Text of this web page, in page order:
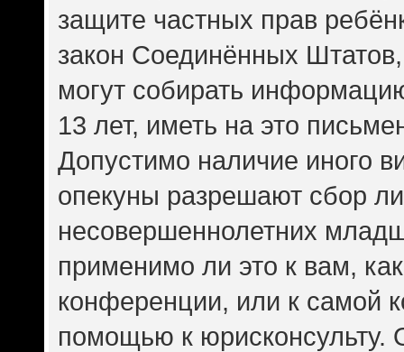
защите частных прав
закон Соединённых
могут собирать
13 лет, иметь на это
Допустимо наличие иного
опекуны разрешают сбор
несовершеннолетних
применимо ли это к вам,
конференции, или к самой
помощью к юрисконсульту.